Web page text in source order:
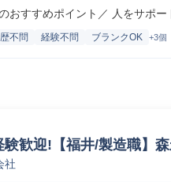
おすすめポイント／ 人をサポ
不問 経験不問 ブランクOK +3個
歓迎!【福井/製造職】
ンマネージャー(食品/飲料
社